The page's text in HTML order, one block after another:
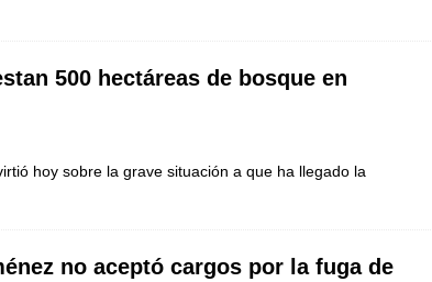
500 hectáreas de bosque en
hoy sobre la grave situación a que ha llegado la
no aceptó cargos por la fuga de